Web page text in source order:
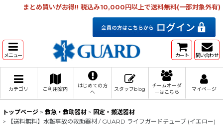
まとめ買いがお得!! 税込み10,000円以上で送料無料(一部対象外有)
メニュー カート 問い合わせ
カテゴリ ご利用案内
はじめての方
へ
スタッフblog
チームオーダ
ーはこちら
マイページ
トップページ > 救急・救助器材 > 固定・搬送器材
>
【送料無料】水難事故の救助器材 / GUARD ライフガードチューブ (イエロー)